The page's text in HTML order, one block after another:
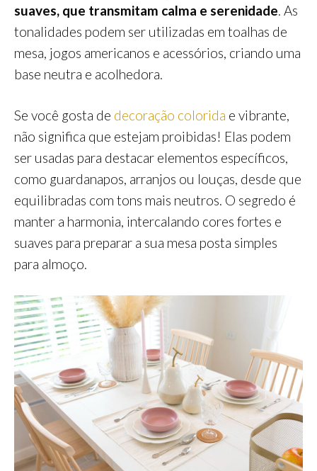
suaves, que transmitam calma e serenidade. As
tonalidades podem ser utilizadas em toalhas de
mesa, jogos americanos e acessórios, criando uma
base neutra e acolhedora.
Se você gosta de decoração colorida e vibrante,
não significa que estejam proibidas! Elas podem
ser usadas para destacar elementos específicos,
como guardanapos, arranjos ou louças, desde que
equilibradas com tons mais neutros. O segredo é
manter a harmonia, intercalando cores fortes e
suaves para preparar a sua mesa posta simples
para almoço.